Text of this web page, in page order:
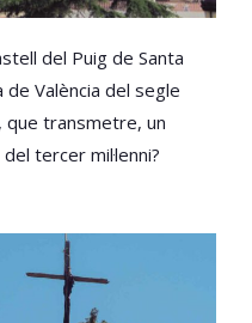
del Puig de Santa
València del segle
que transmetre, un
tercer mil·lenni?